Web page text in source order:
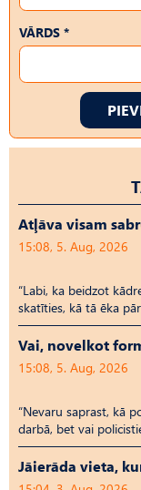
VĀRDS *
Atļāva visam
15:08, 5. Aug, 2026
“Labi, ka beidzot
skatīties, kā tā ēka
Vai, novelkot
15:08, 5. Aug, 2026
“Nevaru saprast, kā
darbā, bet vai
Jāierāda vieta,